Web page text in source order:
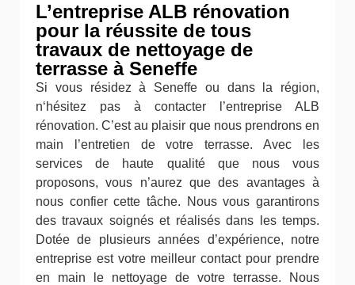
L’entreprise ALB rénovation
pour la réussite de tous
travaux de nettoyage de
terrasse à Seneffe
Si vous résidez à Seneffe ou dans la région,
n‘hésitez pas à contacter l’entreprise ALB
rénovation. C’est au plaisir que nous prendrons en
main l’entretien de votre terrasse. Avec les
services de haute qualité que nous vous
proposons, vous n’aurez que des avantages à
nous confier cette tâche. Nous vous garantirons
des travaux soignés et réalisés dans les temps.
Dotée de plusieurs années d’expérience, notre
entreprise est votre meilleur contact pour prendre
en main le nettoyage de votre terrasse. Nous